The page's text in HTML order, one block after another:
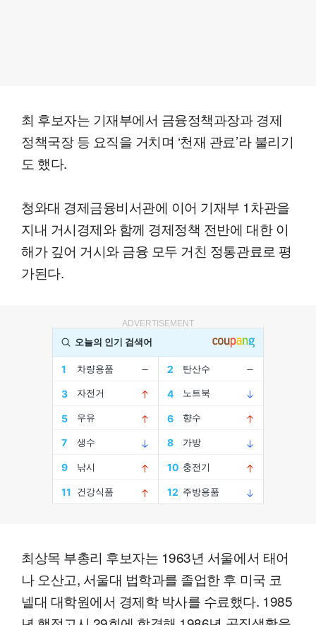
최 후보자는 기재부에서 금융정책과장과 경제
정책국장 등 요직을 거치며 ‘천재 관료’라 불리기
도 했다.
청와대 경제금융비서관에 이어 기재부 1차관을
지내 거시경제와 함께 경제정책 전반에 대한 이
해가 깊어 거시와 금융 모두 거친 정통관료로 평
가된다.
ADVERTISEMENT
최상목 부총리 후보자는 1963년 서울에서 태어
나 오산고, 서울대 법학과를 졸업한 후 미국 코
넬대 대학원에서 경제학 박사를 수료했다. 1985